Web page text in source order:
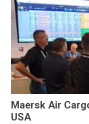
Maersk Air
USA